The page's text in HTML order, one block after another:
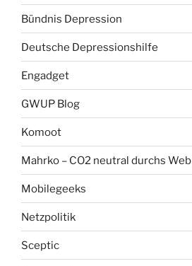
Bündnis Depression
Deutsche Depressionshilfe
Engadget
GWUP Blog
Komoot
Mahrko – CO2 neutral durchs Web
Mobilegeeks
Netzpolitik
Sceptic